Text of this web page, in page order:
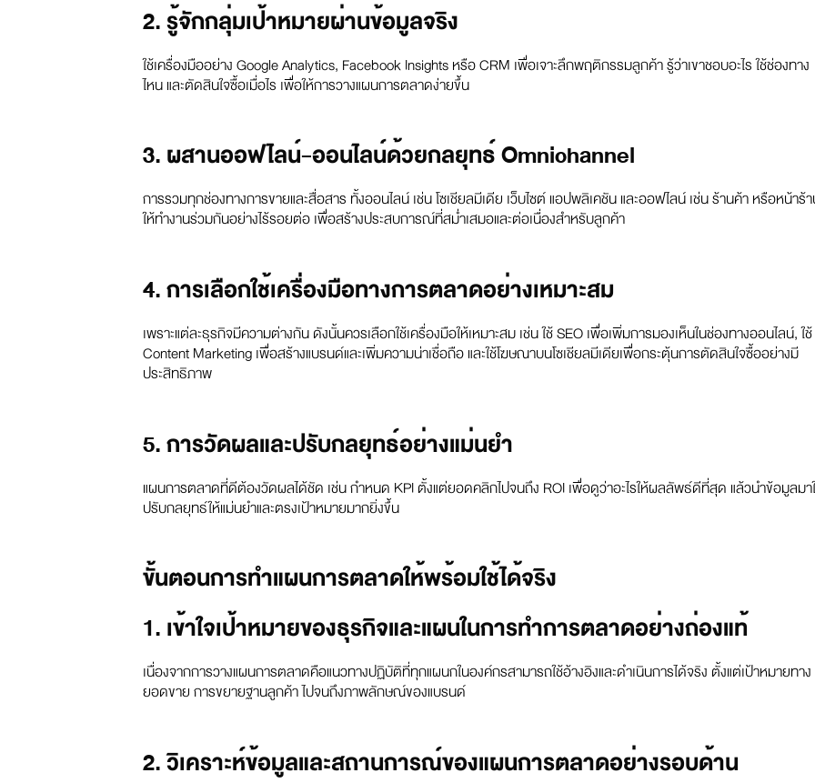
2. รู้จักกลุ่มเป้าหมายผ่านข้อมูลจริง
ใช้เครื่องมืออย่าง Google Analytics, Facebook Insights หรือ CRM เพื่อเจาะลึกพฤติกรรมลูกค้า รู้ว่าเขาชอบอะไร ใช้ช่องทาง
ไหน และตัดสินใจซื้อเมื่อไร เพื่อให้การวางแผนการตลาดง่ายขึ้น
3. ผสานออฟไลน์-ออนไลน์ด้วยกลยุทธ์ Omnichannel
การรวมทุกช่องทางการขายและสื่อสาร ทั้งออนไลน์ เช่น โซเชียลมีเดีย เว็บไซต์ แอปพลิเคชัน และออฟไลน์ เช่น ร้านค้า หรือหน้าร้
ให้ทำงานร่วมกันอย่างไร้รอยต่อ เพื่อสร้างประสบการณ์ที่สม่ำเสมอและต่อเนื่องสำหรับลูกค้า
4. การเลือกใช้เครื่องมือทางการตลาดอย่างเหมาะสม
เพราะแต่ละธุรกิจมีความต่างกัน ดังนั้นควรเลือกใช้เครื่องมือให้เหมาะสม เช่น ใช้ SEO เพื่อเพิ่มการมองเห็นในช่องทางออนไลน์, ใช้
Content Marketing เพื่อสร้างแบรนด์และเพิ่มความน่าเชื่อถือ และใช้โฆษณาบนโซเชียลมีเดียเพื่อกระตุ้นการตัดสินใจซื้ออย่างมี
ประสิทธิภาพ
5. การวัดผลและปรับกลยุทธ์อย่างแม่นยำ
แผนการตลาดที่ดีต้องวัดผลได้ชัด เช่น กำหนด KPI ตั้งแต่ยอดคลิกไปจนถึง ROI เพื่อดูว่าอะไรให้ผลลัพธ์ดีที่สุด แล้วนำข้อมูลมา
ปรับกลยุทธ์ให้แม่นยำและตรงเป้าหมายมากยิ่งขึ้น
ขั้นตอนการทำแผนการตลาดให้พร้อมใช้ได้จริง
1. เข้าใจเป้าหมายของธุรกิจและแผนในการทำการตลาดอย่างถ่องแท้
เนื่องจากการวางแผนการตลาดคือแนวทางปฏิบัติที่ทุกแผนกในองค์กรสามารถใช้อ้างอิงและดำเนินการได้จริง ตั้งแต่เป้าหมายทาง
ยอดขาย การขยายฐานลูกค้า ไปจนถึงภาพลักษณ์ของแบรนด์
2. วิเคราะห์ข้อมูลและสถานการณ์ของแผนการตลาดอย่างรอบด้าน